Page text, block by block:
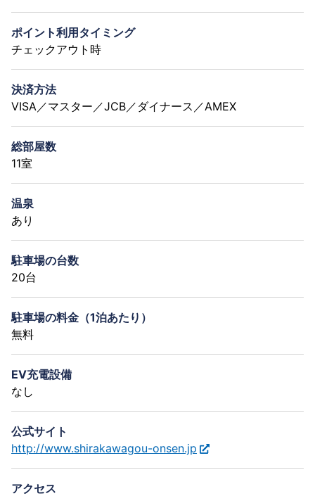
ポイント利用タイミング
チェックアウト時
決済方法
VISA／マスター／JCB／ダイナース／AMEX
総部屋数
11室
温泉
あり
駐車場の台数
20台
駐車場の料金（1泊あたり）
無料
EV充電設備
なし
公式サイト
http://www.shirakawagou-onsen.jp
アクセス